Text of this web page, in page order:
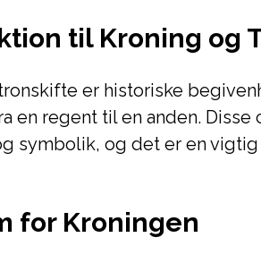
til Kroning og
er historiske
en regent til en anden.
symbolik, og det er en
for Kroningen